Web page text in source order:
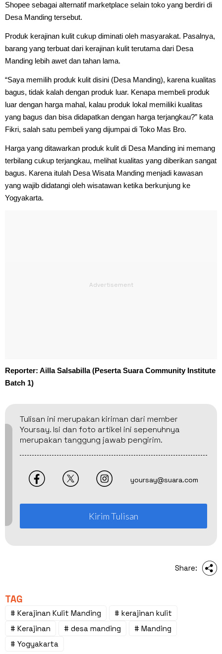
Shopee sebagai alternatif marketplace selain toko yang berdiri di
Desa Manding tersebut.
Produk kerajinan kulit cukup diminati oleh masyarakat. Pasalnya,
barang yang terbuat dari kerajinan kulit terutama dari Desa
Manding lebih awet dan tahan lama.
“Saya memilih produk kulit disini (Desa Manding), karena kualitas
bagus, tidak kalah dengan produk luar. Kenapa membeli produk
luar dengan harga mahal, kalau produk lokal memiliki kualitas
yang bagus dan bisa didapatkan dengan harga terjangkau?” kata
Fikri, salah satu pembeli yang dijumpai di Toko Mas Bro.
Harga yang ditawarkan produk kulit di Desa Manding ini memang
terbilang cukup terjangkau, melihat kualitas yang diberikan sangat
bagus. Karena itulah Desa Wisata Manding menjadi kawasan
yang wajib didatangi oleh wisatawan ketika berkunjung ke
Yogyakarta.
Reporter: Ailla Salsabilla (Peserta Suara Community Institute
Batch 1)
Tulisan ini merupakan kiriman dari member
Yoursay. Isi dan foto artikel ini sepenuhnya
merupakan tanggung jawab pengirim.
yoursay@suara.com
Kirim Tulisan
Share:
TAG
# Kerajinan Kulit Manding
# kerajinan kulit
# Kerajinan
# desa manding
# Manding
# Yogyakarta